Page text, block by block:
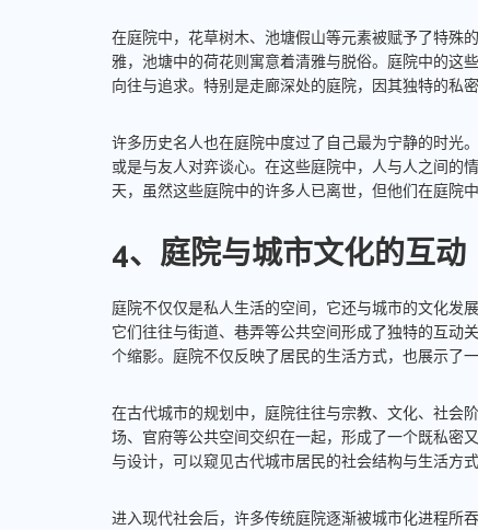
在庭院中，花草树木、池塘假山等元素被赋予了特殊
雅，池塘中的荷花则寓意着清雅与脱俗。庭院中的这
向往与追求。特别是走廊深处的庭院，因其独特的私
许多历史名人也在庭院中度过了自己最为宁静的时光
或是与友人对弈谈心。在这些庭院中，人与人之间的
天，虽然这些庭院中的许多人已离世，但他们在庭院
4、庭院与城市文化的互动
庭院不仅仅是私人生活的空间，它还与城市的文化发
它们往往与街道、巷弄等公共空间形成了独特的互动
个缩影。庭院不仅反映了居民的生活方式，也展示了
在古代城市的规划中，庭院往往与宗教、文化、社会
场、官府等公共空间交织在一起，形成了一个既私密
与设计，可以窥见古代城市居民的社会结构与生活方式
进入现代社会后，许多传统庭院逐渐被城市化进程所